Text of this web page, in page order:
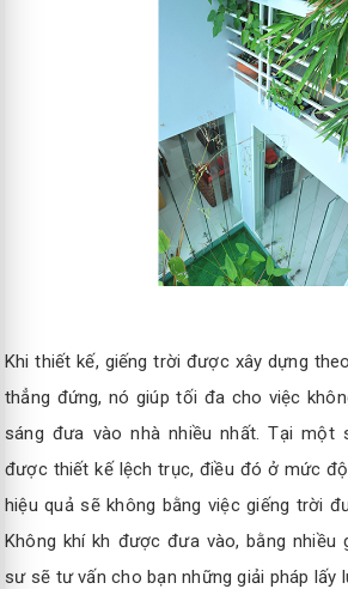
Khi thiết kế, giếng trời được xây dựng
thẳng đứng, nó giúp tối đa cho việc
sáng đưa vào nhà nhiều nhất. Tại một
được thiết kế lệch trục, điều đó ở mức
hiệu quả sẽ không bằng việc giếng trời
Không khí kh được đưa vào, bằng nhiều
sư sẽ tư vấn cho bạn những giải pháp lấy